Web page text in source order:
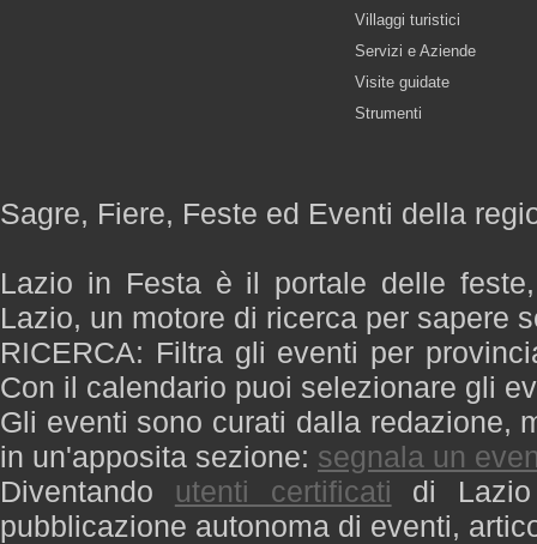
Villaggi turistici
Servizi e Aziende
Visite guidate
Strumenti
Sagre, Fiere, Feste ed Eventi della
Lazio in Festa è il portale delle
Lazio, un motore di ricerca per sapere
RICERCA: Filtra gli eventi per
Con il calendario puoi selezionare gli
Gli eventi sono curati dalla redazione,
in un'apposita sezione: segnala un
Diventando utenti certificati di
pubblicazione autonoma di eventi,